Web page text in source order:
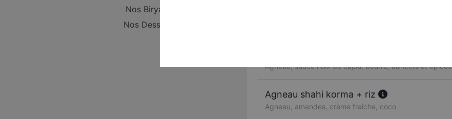
Nos Biryanis
Nos Desserts
Agneau, sauce noix de cajou, beurre, abricots et épices
Agneau shahi korma + riz
Agneau, amandes, crème fraîche, coco